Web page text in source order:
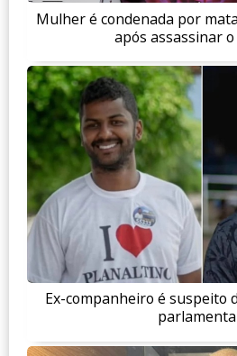
Mulher é condenada por
após assassinar
Ex-companheiro é suspeito